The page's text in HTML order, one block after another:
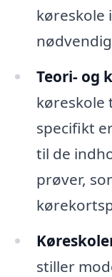
køreskole
Teori- og
specifikt
til de
prøver,
stiller